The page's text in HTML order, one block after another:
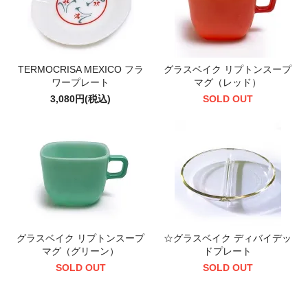
TERMOCRISA MEXICO フラ
ワープレート
3,080円(税込)
グラスベイク リプトンスープ
マグ（レッド）
SOLD OUT
グラスベイク リプトンスープ
マグ（グリーン）
SOLD OUT
☆グラスベイク ディバイデッ
ドプレート
SOLD OUT